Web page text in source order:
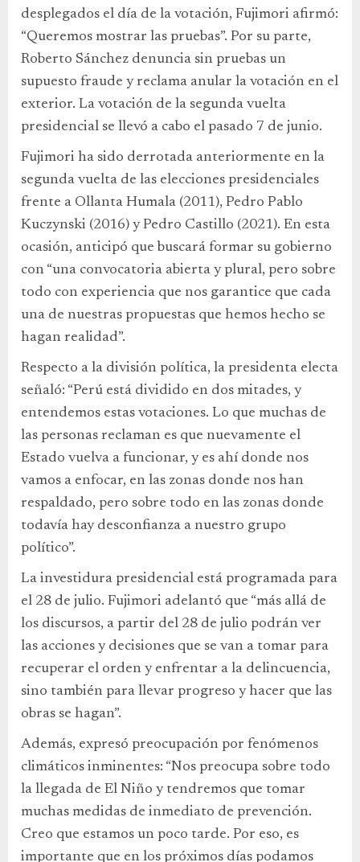
desplegados el día de la votación, Fujimori afirmó:
“Queremos mostrar las pruebas”. Por su parte,
Roberto Sánchez denuncia sin pruebas un
supuesto fraude y reclama anular la votación en el
exterior. La votación de la segunda vuelta
presidencial se llevó a cabo el pasado 7 de junio.
Fujimori ha sido derrotada anteriormente en la
segunda vuelta de las elecciones presidenciales
frente a Ollanta Humala (2011), Pedro Pablo
Kuczynski (2016) y Pedro Castillo (2021). En esta
ocasión, anticipó que buscará formar su gobierno
con “una convocatoria abierta y plural, pero sobre
todo con experiencia que nos garantice que cada
una de nuestras propuestas que hemos hecho se
hagan realidad”.
Respecto a la división política, la presidenta electa
señaló: “Perú está dividido en dos mitades, y
entendemos estas votaciones. Lo que muchas de
las personas reclaman es que nuevamente el
Estado vuelva a funcionar, y es ahí donde nos
vamos a enfocar, en las zonas donde nos han
respaldado, pero sobre todo en las zonas donde
todavía hay desconfianza a nuestro grupo
político”.
La investidura presidencial está programada para
el 28 de julio. Fujimori adelantó que “más allá de
los discursos, a partir del 28 de julio podrán ver
las acciones y decisiones que se van a tomar para
recuperar el orden y enfrentar a la delincuencia,
sino también para llevar progreso y hacer que las
obras se hagan”.
Además, expresó preocupación por fenómenos
climáticos inminentes: “Nos preocupa sobre todo
la llegada de El Niño y tendremos que tomar
muchas medidas de inmediato de prevención.
Creo que estamos un poco tarde. Por eso, es
importante que en los próximos días podamos